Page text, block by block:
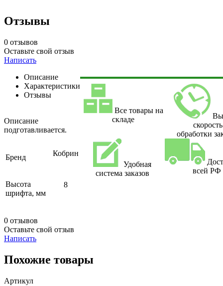
Отзывы
0 отзывов
Оставьте свой отзыв
Написать
Описание
Характеристики
Отзывы
Описание
подготавливается.
Бренд Кобрин
Высота
шрифта, мм
8
0 отзывов
Оставьте свой отзыв
Написать
Все товары на
складе
скорость
обработки
Удобная
система заказов
всей РФ
Похожие товары
Артикул